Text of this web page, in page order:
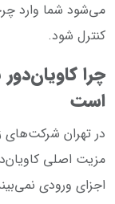
می‌شود شما وارد
کنترل شود.
چرا
است
در تهران شرکت‌های
مزیت اصلی
اجزای ورودی